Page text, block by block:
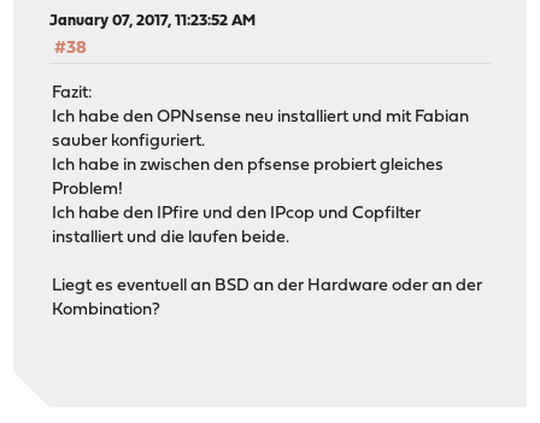
root php-cgi 48074 0 stream /tmp/php-
root lighttpd 47838 3 dgram -> /var/run/logpriv
root lighttpd 47838 5 tcp6
root lighttpd 47838 6 tcp4 *:80
root lighttpd 47838 7 tcp6 *:80
root lighttpd 47838 9 tcp4 192.168.1.1:443
root filterlog 32419 4 dgram -> /var/run/logpriv
_dhcp dhclient 19853 3 dgram -> /var/run/logpriv
root dhclient 14214 3 dgram -> /var/run/logpriv
root sshd 9134 4 tcp4 *:222
root syslogd 8401 4 dgram /var/run/log
January 07, 2017, 11:23:52 AM
#38
Fazit:
Ich habe den OPNsense neu installiert und mit Fabian
sauber konfiguriert.
Ich habe in zwischen den pfsense probiert gleiches
Problem!
Ich habe den IPfire und den IPcop und Copfilter
installiert und die laufen beide.
Liegt es eventuell an BSD an der Hardware oder an der
Kombination?